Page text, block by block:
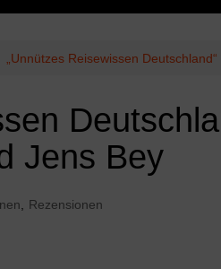
„Unnützes Reisewissen
Jens Bey
Rezensionen